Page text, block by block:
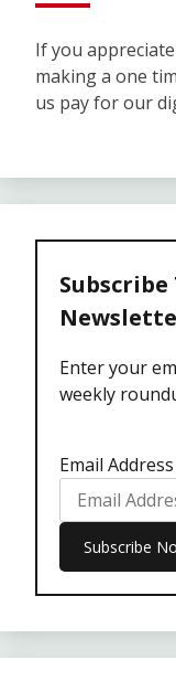
If you
making a one
us pay for our
Subscribe
Enter your
weekly
Email Address